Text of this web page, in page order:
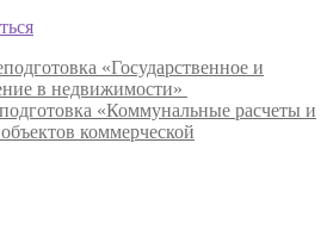
«Государственное и
в недвижимости»
«Коммунальные расчеты и
коммерческой